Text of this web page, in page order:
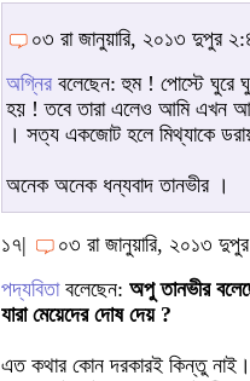
০৩ রা জানুয়ারি, ২০১৩ দুপুর
অগ্নির বলেছেন: হুম ! পোস্টে ঘুরে
হয় ! তবে তারা এলেও আমি এখন
। সত্য একজোট হলে মিথ্যাকে
অনেক অনেক ধন্যবাদ তানভীর ।
১৭|
০৩ রা জানুয়ারি, ২০১৩
পদ্যবিতাবলেছেন: অপু তানভীর
যারা মেয়েদের দোষ দেয় ?
এত কথার কোন দরকারই কিন্তু